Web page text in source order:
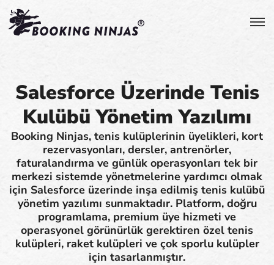
Salesforce Üzerinde Tenis
Kulübü Yönetim Yazılımı
Booking Ninjas, tenis kulüplerinin üyelikleri, kort
rezervasyonları, dersler, antrenörler,
faturalandırma ve günlük operasyonları tek bir
merkezi sistemde yönetmelerine yardımcı olmak
için Salesforce üzerinde inşa edilmiş tenis kulübü
yönetim yazılımı sunmaktadır. Platform, doğru
programlama, premium üye hizmeti ve
operasyonel görünürlük gerektiren özel tenis
kulüpleri, raket kulüpleri ve çok sporlu kulüpler
için tasarlanmıştır.